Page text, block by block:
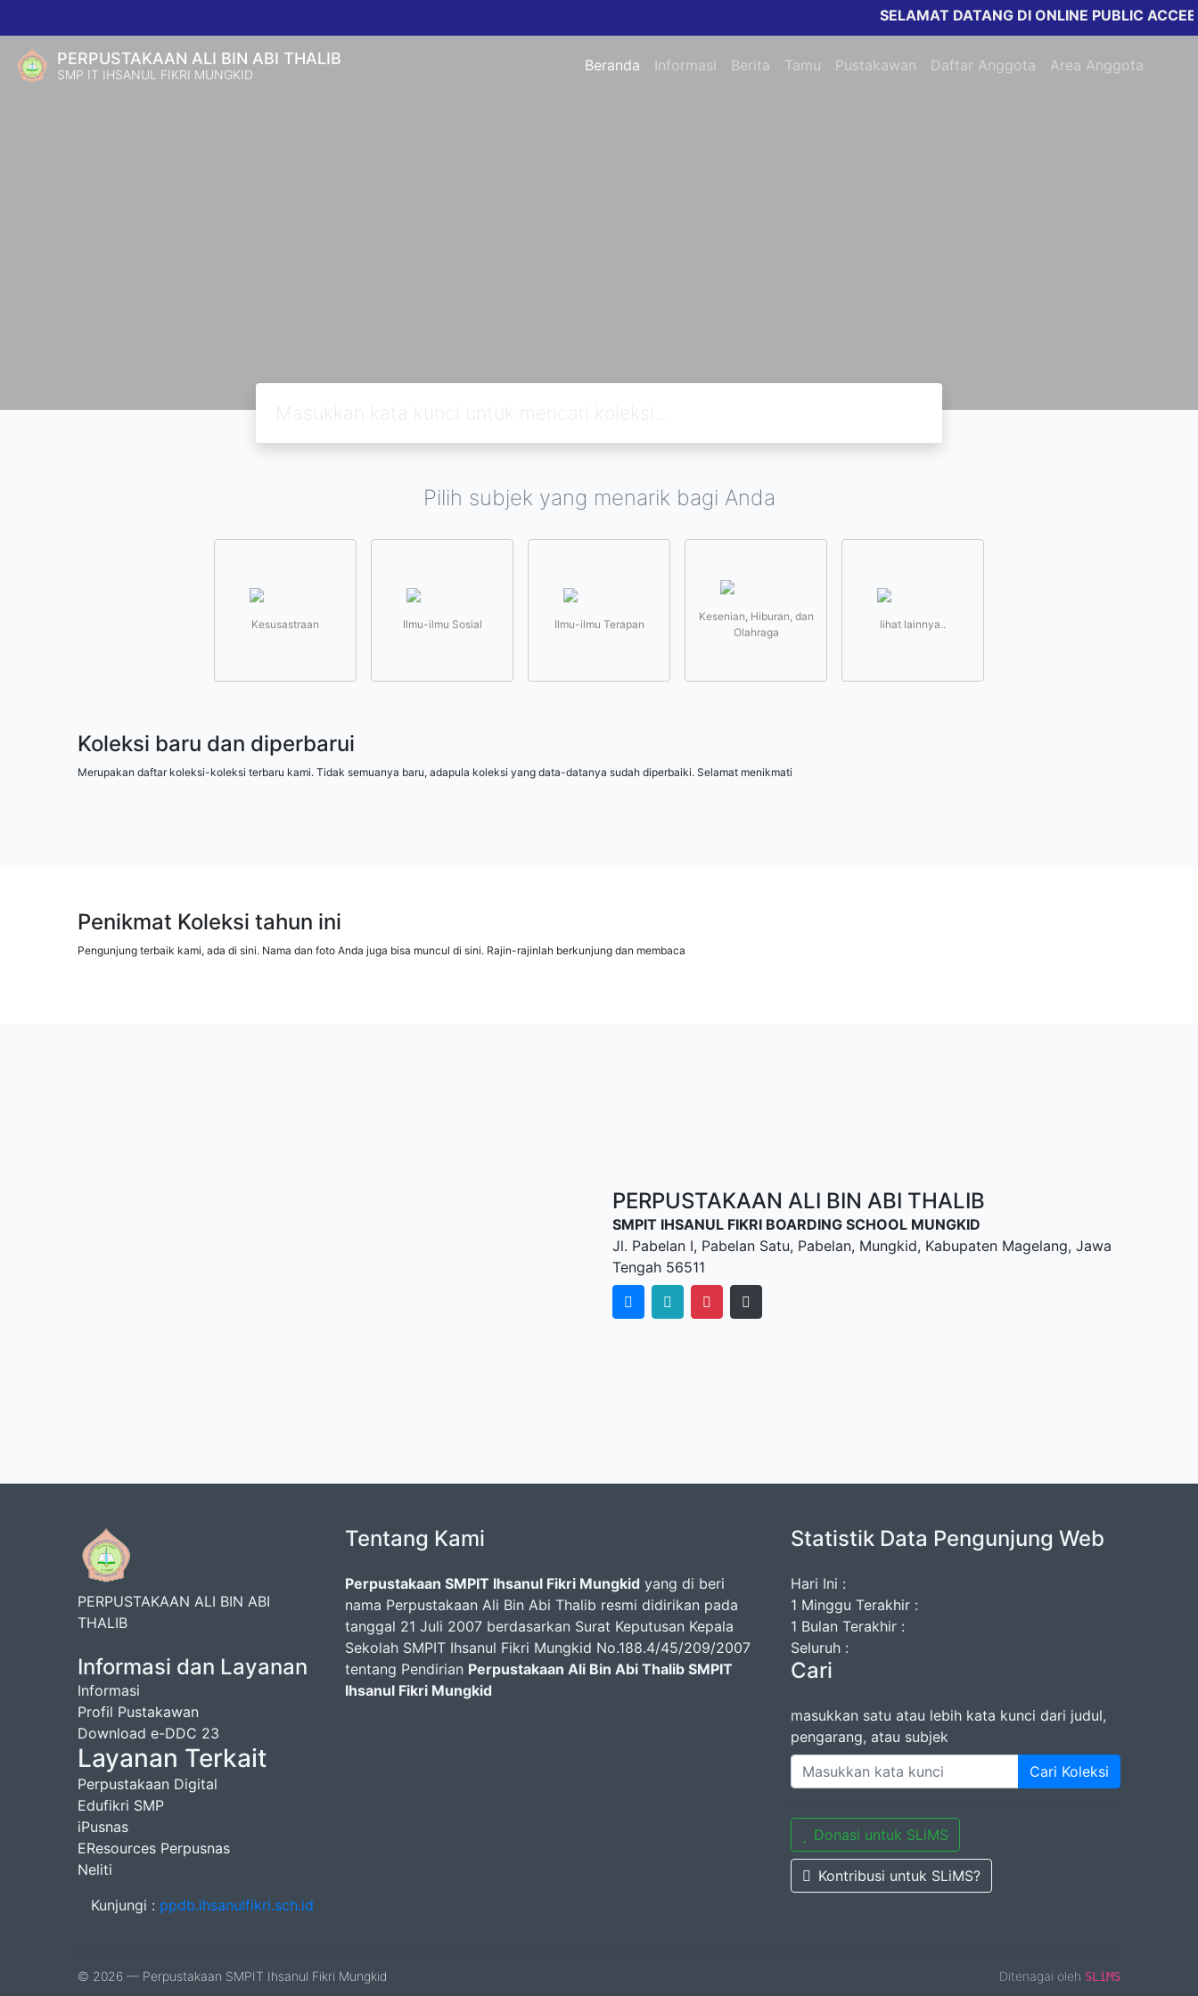
SELAMAT DATANG DI ONLINE PUBLIC
PERPUSTAKAAN ALI BIN ABI THALIB
SMP IT IHSANUL FIKRI MUNGKID Beranda Informasi Berita Tamu Pustakawan Daftar Anggota Area Anggota
Pilih subjek yang menarik bagi Anda
Kesusastraan Ilmu-ilmu Sosial Ilmu-ilmu Terapan
Kesenian, Hiburan, dan
Olahraga
lihat lainnya..
Koleksi baru dan diperbarui
Merupakan daftar koleksi-koleksi terbaru kami. Tidak semuanya baru, adapula koleksi yang data-datanya sudah diperbaiki. Selamat menikmati
Penikmat Koleksi tahun ini
Pengunjung terbaik kami, ada di sini. Nama dan foto Anda juga bisa muncul di sini. Rajin-rajinlah berkunjung dan membaca
PERPUSTAKAAN ALI BIN ABI THALIB
SMPIT IHSANUL FIKRI BOARDING SCHOOL MUNGKID
Jl. Pabelan I, Pabelan Satu, Pabelan, Mungkid, Kabupaten Magelang, Jawa
Tengah 56511
PERPUSTAKAAN ALI BIN ABI
THALIB
Informasi dan Layanan
Informasi
Profil Pustakawan
Download e-DDC 23
Layanan Terkait
Perpustakaan Digital
Edufikri SMP
iPusnas
EResources Perpusnas
Neliti
Kunjungi : ppdb.ihsanulfikri.sch.id
Tentang Kami
Perpustakaan SMPIT Ihsanul Fikri Mungkid yang di beri
nama Perpustakaan Ali Bin Abi Thalib resmi didirikan pada
tanggal 21 Juli 2007 berdasarkan Surat Keputusan Kepala
Sekolah SMPIT Ihsanul Fikri Mungkid No.188.4/45/209/2007
tentang Pendirian Perpustakaan Ali Bin Abi Thalib SMPIT
Ihsanul Fikri Mungkid
Statistik Data Pengunjung Web
Hari Ini :
1 Minggu Terakhir :
1 Bulan Terakhir :
Seluruh :
Cari
masukkan satu atau lebih kata kunci dari judul,
pengarang, atau subjek
Cari Koleksi
Donasi untuk SLiMS
Kontribusi untuk SLiMS?
© 2026 — Perpustakaan SMPIT Ihsanul Fikri Mungkid Ditenagai oleh SLiMS